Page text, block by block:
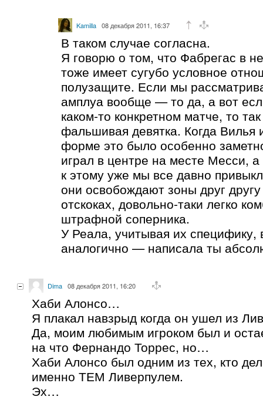
Kamilla 08 декабря 2011, 16:37
В таком случае согласна.
Я говорю о том, что Фабрегас в
тоже имеет сугубо условное
полузащите. Если мы
амплуа вообще — то да, а вот
каком-то конкретном матче, то
фальшивая девятка. Когда
форме это было особенно
играл в центре на месте Месси,
к этому уже мы все давно
они освобождают зоны друг
отскоках, довольно-таки легко
штрафной соперника.
У Реала, учитывая их специфику,
аналогично — написала ты
Dima 08 декабря 2011, 16:20
Хаби Алонсо…
Я плакал навзрыд когда он ушел из
Да, моим любимым игроком был и
на что Фернандо Торрес, но…
Хаби Алонсо был одним из тех, кто
именно ТЕМ Ливерпулем.
Эх…